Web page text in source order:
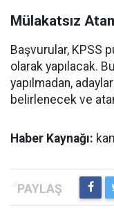
Mülakatsız
Başvurular, KPSS
olarak yapılacak.
yapılmadan,
belirlenecek ve
Haber Kaynağı: